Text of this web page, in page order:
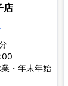
店
・年末年始